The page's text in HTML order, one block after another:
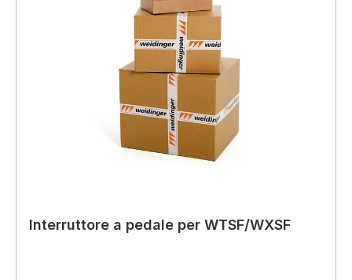
Interruttore a pedale per WTSF/WXSF